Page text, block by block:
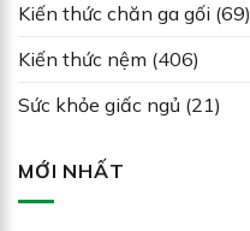
Kiến thức chăn ga gối (69)
Kiến thức nệm (406)
Sức khỏe giấc ngủ (21)
MỚI NHẤT